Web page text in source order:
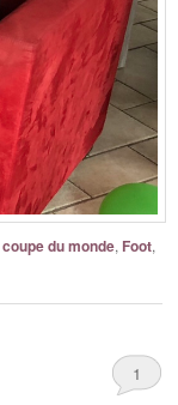
coupe du monde, Foot,
1